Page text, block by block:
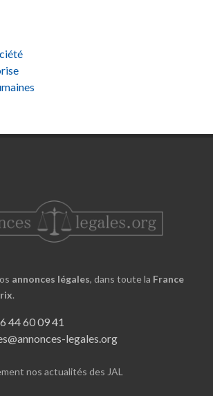
annonces légales, dans toute la France
.
44 60 09 41
legales.org
nos actualités des JAL